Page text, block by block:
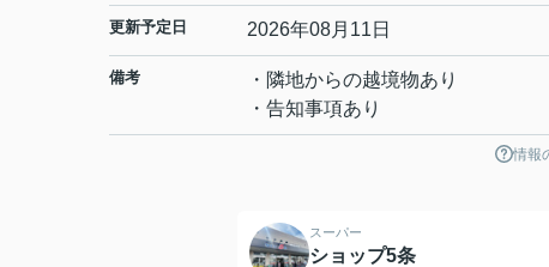
更新予定日 2026年08月11日
備考
・隣地からの越境物あり
・告知事項あり
情報
スーパー
ショップ5条